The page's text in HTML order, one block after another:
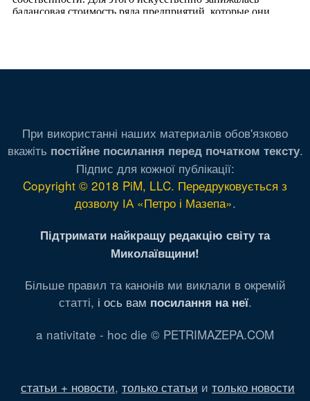
При використанні наших материалів обов'язково
вкажіть постійне посилання перед початком тексту.
Підпис для кожної публікації:
Copyright © 2018 PiM, LLC. Передруковується з
дозволу ІА «Петро і Мазепа».
Підтримати найкращу редакцію світу та
Миколаївщини!
Більше правил та канонів ми виклали в окремій
статті, і ось вам посилання на неї.
a nativitate - hoc die © PETRIMAZEPA.COM
статьи + новости, только статьи и только новости